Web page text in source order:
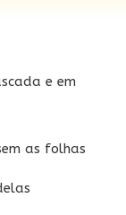
e em
as folhas